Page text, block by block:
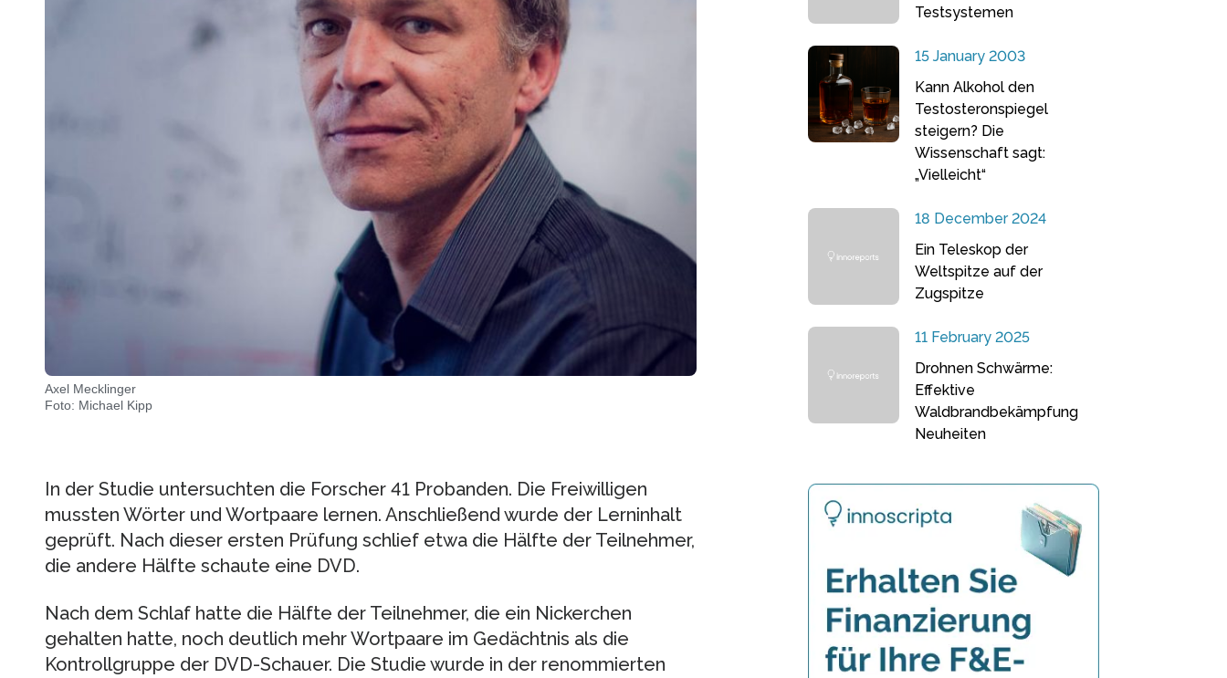
Axel Mecklinger
Foto: Michael Kipp
In der Studie untersuchten die Forscher 41 Probanden. Die Freiwilligen
mussten Wörter und Wortpaare lernen. Anschließend wurde der Lerninhalt
geprüft. Nach dieser ersten Prüfung schlief etwa die Hälfte der Teilnehmer,
die andere Hälfte schaute eine DVD.
Nach dem Schlaf hatte die Hälfte der Teilnehmer, die ein Nickerchen
gehalten hatte, noch deutlich mehr Wortpaare im Gedächtnis als die
Kontrollgruppe der DVD-Schauer. Die Studie wurde in der renommierten
Testsystemen
15 January 2003
Kann Alkohol den
Testosteronspiegel
steigern? Die
Wissenschaft sagt:
„Vielleicht“
18 December 2024
Ein Teleskop der
Weltspitze auf der
Zugspitze
11 February 2025
Drohnen Schwärme:
Effektive
Waldbrandbekämpfung
Neuheiten